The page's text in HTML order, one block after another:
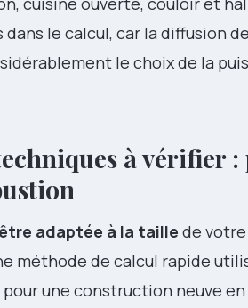
dans le calcul, car la diffusion
le choix de la
à vérifier
adaptée à la taille de
méthode de calcul rapide
pour une construction neuve